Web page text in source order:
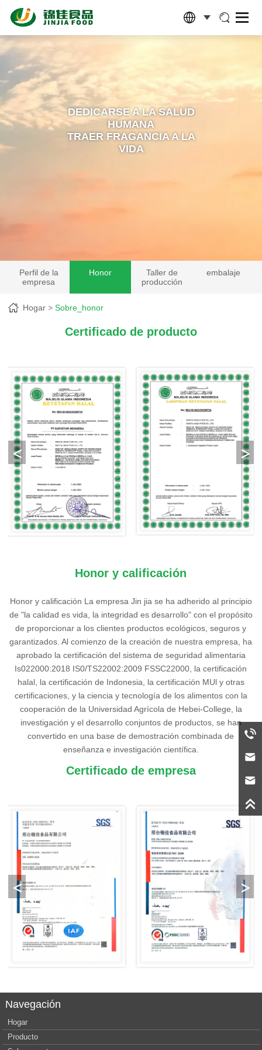
DEDICARSE A LA SALUD
HUMANA
TRAER FRAGANCIA A LA
VIDA
Perfil de la
empresa
Honor
Taller de
producción
embalaje
Hogar Sobre_honor
Certificado de producto
Honor y calificación
Honor y calificación La empresa Jin jia se ha adherido al principio
de "la calidad es vida, la integridad es desarrollo" con el propósito
de proporcionar a los clientes productos ecológicos, seguros y
garantizados. Al comienzo de la creación de nuestra empresa, ha
aprobado la certificación del sistema de seguridad alimentaria
Is022000:2018 IS0/TS22002:2009 FSSC22000, la certificación
halal, la certificación de Indonesia, la certificación MUl y otras
certificaciones, y la ciencia y tecnología de los alimentos con la
cooperación de la Universidad Agrícola de Hebei-College, la
investigación y el desarrollo conjuntos de productos, se han
convertido en una base de demostración combinada de
enseñanza e investigación científica.
Certificado de empresa
Navegación
Hogar
Producto